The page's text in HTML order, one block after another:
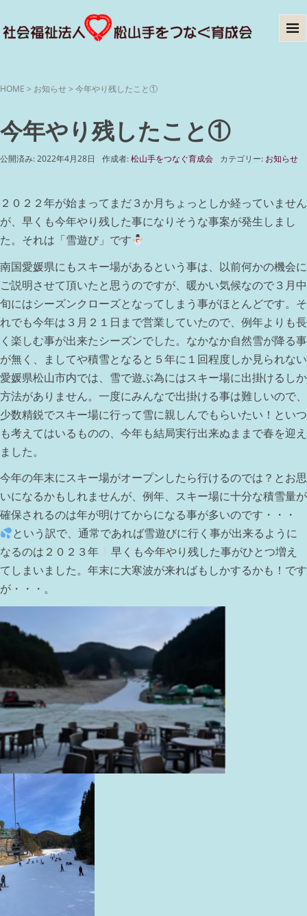
HOME > お知らせ> 今年やり残したこと①
今年やり残したこと①
公開済み: 2022年4月28日 作成者:松山手をつなぐ育成会 カテゴリー: お知らせ
２０２２年が始まってまだ３か月ちょっとしか経っていません
が、早くも今年やり残した事になりそうな事案が発生しまし
た。それは「雪遊び」です
南国愛媛県にもスキー場があるという事は、以前何かの機会に
ご説明させて頂いたと思うのですが、暖かい気候なので３月中
旬にはシーズンクローズとなってしまう事がほとんどです。そ
れでも今年は３月２１日まで営業していたので、例年よりも長
く楽しむ事が出来たシーズンでした。なかなか自然雪が降る事
が無く、ましてや積雪となると５年に１回程度しか見られない
愛媛県松山市内では、雪で遊ぶ為にはスキー場に出掛けるしか
方法がありません。一度にみんなで出掛ける事は難しいので、
少数精鋭でスキー場に行って雪に親しんでもらいたい！といつ
も考えてはいるものの、今年も結局実行出来ぬままで春を迎え
ました。
今年の年末にスキー場がオープンしたら行けるのでは？とお思
いになるかもしれませんが、例年、スキー場に十分な積雪量が
確保されるのは年が明けてからになる事が多いのです・・・
という訳で、通常であれば雪遊びに行く事が出来るように
なるのは２０２３年
早くも今年やり残した事がひとつ増え
てしまいました。年末に大寒波が来ればもしかするかも！です
が・・・。